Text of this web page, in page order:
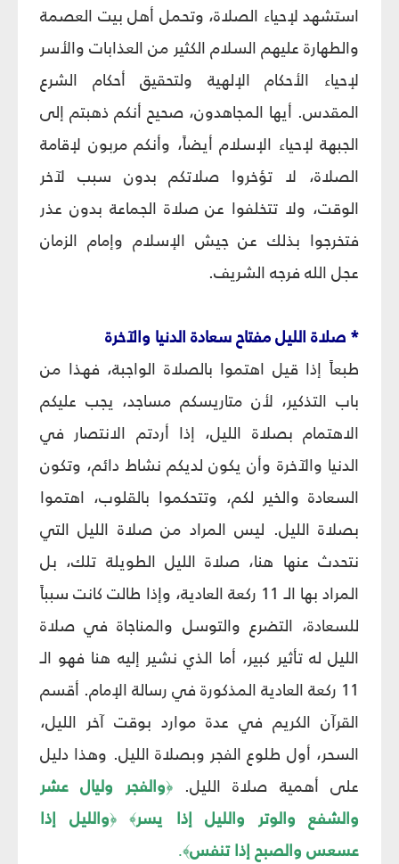
استشهد لإحياء الصلاة، وتحمل أهل بيت العصمة
والطهارة عليهم السلام الكثير من العذابات والأسر
لإحياء الأحكام الإلهية ولتحقيق أحكام الشرع
المقدس. أيها المجاهدون، صحيح أنكم ذهبتم إلى
الجبهة لإحياء الإسلام أيضاً، وأنكم مربون لإقامة
الصلاة، لا تؤخروا صلاتكم بدون سبب لآخر
الوقت، ولا تتخلفوا عن صلاة الجماعة بدون عذر
فتخرجوا بذلك عن جيش الإسلام وإمام الزمان
عجل الله فرجه الشريف.
* صلاة الليل مفتاح سعادة الدنيا والآخرة
طبعاً إذا قيل اهتموا بالصلاة الواجبة، فهذا من
باب التذكير، لأن متاريسكم مساجد، يجب عليكم
الاهتمام بصلاة الليل، إذا أردتم الانتصار في
الدنيا والآخرة وأن يكون لديكم نشاط دائم، وتكون
السعادة والخير لكم، وتتحكموا بالقلوب، اهتموا
بصلاة الليل. ليس المراد من صلاة الليل التي
نتحدث عنها هنا، صلاة الليل الطويلة تلك، بل
المراد بها الـ 11 ركعة العادية، وإذا طالت كانت سبباً
للسعادة، التضرع والتوسل والمناجاة في صلاة
الليل له تأثير كبير، أما الذي نشير إليه هنا فهو الـ
11 ركعة العادية المذكورة في رسالة الإمام. أقسم
القرآن الكريم في عدة موارد بوقت آخر الليل،
السحر، أول طلوع الفجر وبصلاة الليل. وهذا دليل
على أهمية صلاة الليل.﴿والفجر وليال عشر
والشفع والوتر والليل إذا يسر﴾ ﴿والليل إذا
عسعس والصبح إذا تنفس﴾.